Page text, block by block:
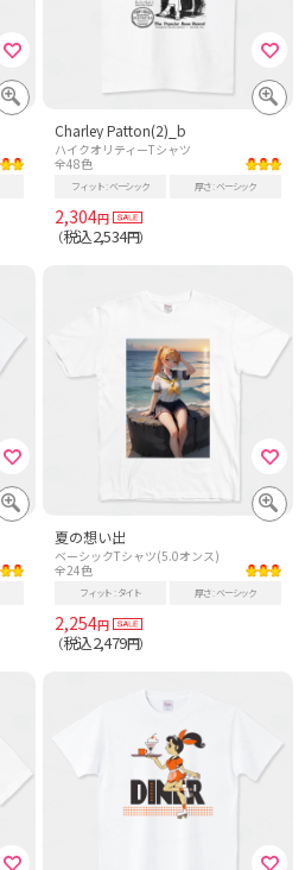
Charley Patton(2)_b
ハイクオリティーTシャツ
全48色
フィット ベーシック 厚さ ベーシック
2,304円
（税込2,534円）
夏の想い出
ベーシックTシャツ(5.0オンス)
全24色
フィット タイト 厚さ ベーシック
2,254円
（税込2,479円）